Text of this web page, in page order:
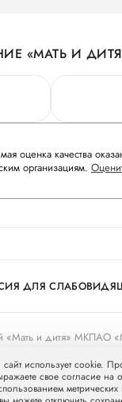
«МАТЬ И
оценка качества
организациям.
«Мать и дитя» МКПАО
дитя».
ДЛЯ
использует cookie.
свое согласие на